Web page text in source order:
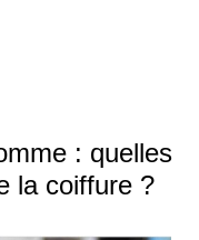
: quelles
la coiffure ?